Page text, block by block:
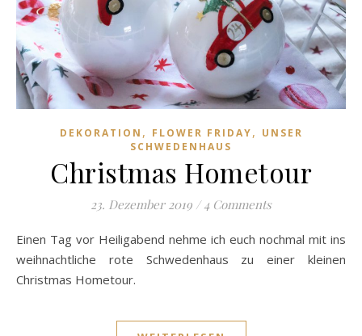
DEKORATION , FLOWER FRIDAY, UNSER
SCHWEDENHAUS
Christmas Hometour
23. Dezember 2019 / 4 Comments
Einen Tag vor Heiligabend nehme ich euch nochmal mit ins
weihnachtliche rote Schwedenhaus zu einer kleinen
Christmas Hometour.